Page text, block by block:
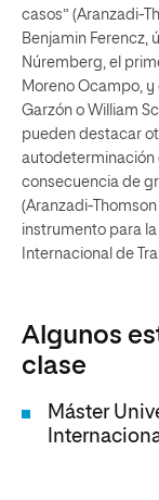
casos” (Aranzadi-
Benjamin Ferencz,
Núremberg, el
Moreno Ocampo,
Garzón o William
pueden destacar
autodeterminación
consecuencia de
(Aranzadi-
instrumento para
Internacional de
Algunos
clase
Máster